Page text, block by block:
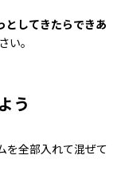
としてきたらできあ
い。
う
を全部入れて混ぜて